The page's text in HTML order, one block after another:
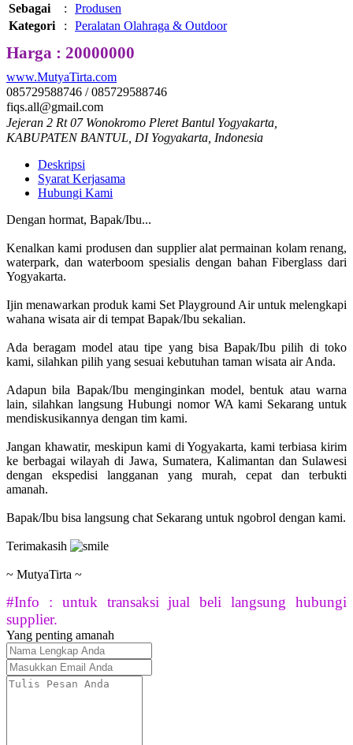
Sebagai
:
Produsen
Kategori
: Peralatan Olahraga & Outdoor
Harga : 20000000
www.MutyaTirta.com
085729588746 / 085729588746
fiqs.all@gmail.com
Jejeran 2 Rt 07 Wonokromo Pleret Bantul Yogyakarta,
KABUPATEN BANTUL, DI Yogyakarta, Indonesia
Deskripsi
Syarat Kerjasama
Hubungi Kami
Dengan hormat, Bapak/Ibu...
Kenalkan kami produsen dan supplier alat permainan kolam renang,
waterpark, dan waterboom spesialis dengan bahan Fiberglass dari
Yogyakarta.
Ijin menawarkan produk kami Set Playground Air untuk melengkapi
wahana wisata air di tempat Bapak/Ibu sekalian.
Ada beragam model atau tipe yang bisa Bapak/Ibu pilih di toko
kami, silahkan pilih yang sesuai kebutuhan taman wisata air Anda.
Adapun bila Bapak/Ibu menginginkan model, bentuk atau warna
lain, silahkan langsung Hubungi nomor WA kami Sekarang untuk
mendiskusikannya dengan tim kami.
Jangan khawatir, meskipun kami di Yogyakarta, kami terbiasa kirim
ke berbagai wilayah di Jawa, Sumatera, Kalimantan dan Sulawesi
dengan ekspedisi langganan yang murah, cepat dan terbukti
amanah.
Bapak/Ibu bisa langsung chat Sekarang untuk ngobrol dengan kami.
Terimakasih
~ MutyaTirta ~
#Info : untuk transaksi jual beli langsung hubungi
supplier.
Yang penting amanah